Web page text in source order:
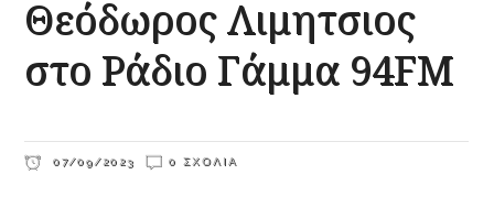
Θεόδωρος Λιμητσιος
στο Ράδιο Γάμμα 94FM
07/09/2023 0 ΣΧΌΛΙΑ